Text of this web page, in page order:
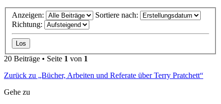
Anzeigen:
Sortiere nach:
Richtung:
20 Beiträge • Seite 1 von 1
Zurück zu „Bücher, Arbeiten und Referate über Terry Pratchett“
Gehe zu